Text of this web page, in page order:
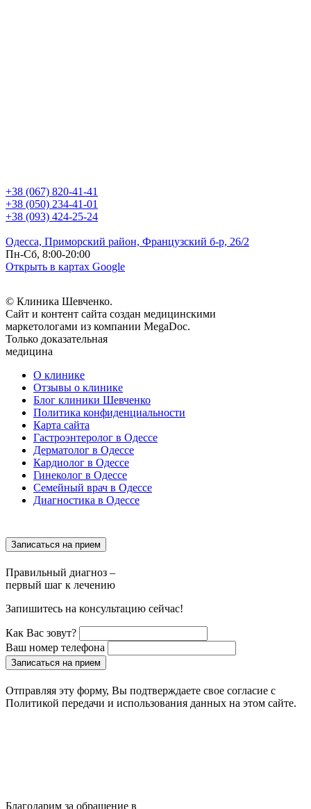
+38 (067) 820-41-41
+38 (050) 234-41-01
+38 (093) 424-25-24
Одесса, Приморский район, Французский б-р, 26/2
Пн-Сб, 8:00-20:00
Открыть в картах Google
© Клиника Шевченко.
Сайт и контент сайта создан медицинскими
маркетологами из компании MegaDoc.
Только доказательная
медицина
О клинике
Отзывы о клинике
Блог клиники Шевченко
Политика конфиденциальности
Карта сайта
Гастроэнтеролог в Одессе
Дерматолог в Одессе
Кардиолог в Одессе
Гинеколог в Одессе
Семейный врач в Одессе
Диагностика в Одессе
Записаться на прием
Правильный диагноз –
первый шаг к лечению
Запишитесь на консультацию сейчас!
Как Вас зовут?
Ваш номер телефона
Записаться на прием
Отправляя эту форму, Вы подтверждаете свое согласие с
Политикой передачи и использования данных на этом сайте.
Благодарим за обращение в